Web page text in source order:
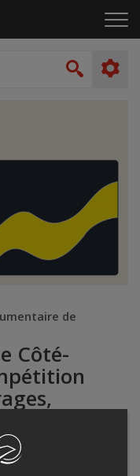
le
de
Côté-
de paix)